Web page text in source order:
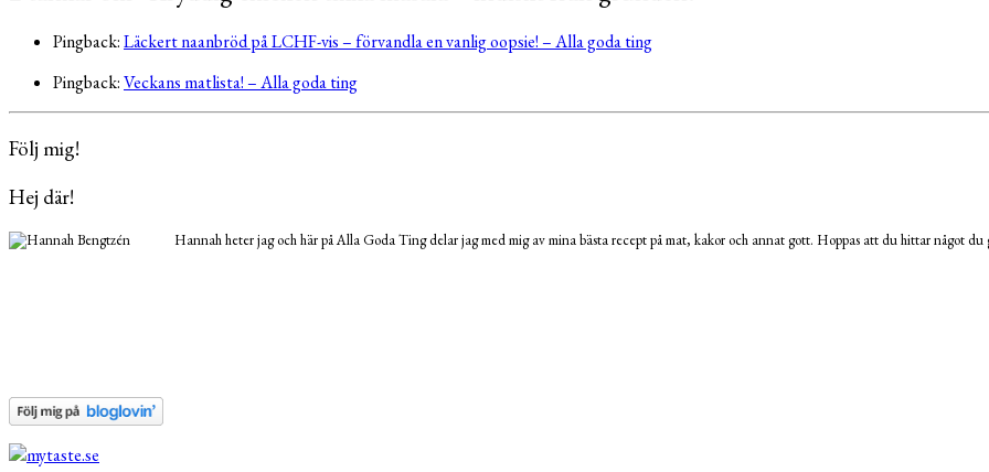
Pingback:Läckert naanbröd på LCHF-vis – förvandla en vanlig oopsie! – Alla goda ting
Pingback:Veckans matlista! – Alla goda ting
Följ mig!
Hej där!
Hannah heter jag och här på Alla Goda Ting delar jag med mig av mina bästa recept på mat, kakor och annat gott. Hoppas att du hittar något du